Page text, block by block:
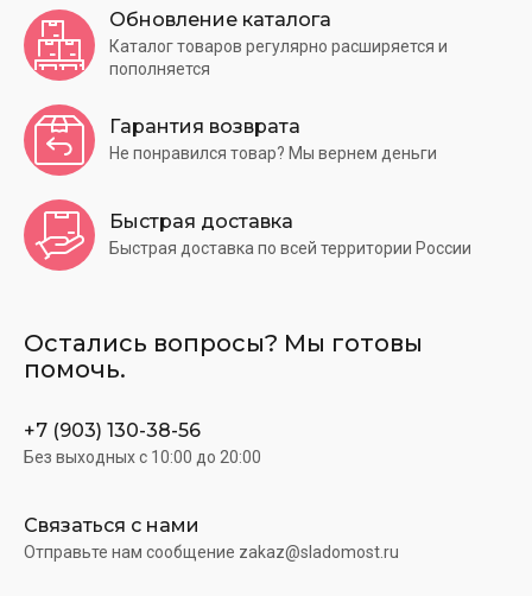
Обновление каталога
Каталог товаров регулярно расширяется и
пополняется
Гарантия возврата
Не понравился товар? Мы вернем деньги
Быстрая доставка
Быстрая доставка по всей территории России
Остались вопросы? Мы готовы
помочь.
+7 (903) 130-38-56
Без выходных c 10:00 до 20:00
Связаться с нами
Отправьте нам сообщение zakaz@sladomost.ru